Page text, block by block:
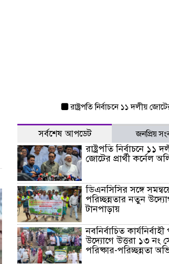
রাষ্ট্রপতি নির্বাচনে ১১ দলীয় জোটের
সর্বশেষ আপডেট জনপ্রিয়
রাষ্ট্রপতি নির্বাচনে ১১
জোটের প্রার্থী কর্নেল
ডিএনসিসির সঙ্গে
পরিচ্ছন্নতার নতুন
টানপাড়ায়
নবনির্বাচিত
উদ্যোগে উত্তরা ১৩ নং
পরিষ্কার-পরিচ্ছন্নতা